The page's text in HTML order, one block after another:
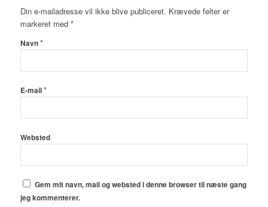
Din e-mailadresse vil ikke blive publiceret. Krævede felter er
markeret med *
Navn*
E-mail*
Websted
Gem mit navn, mail og websted i denne browser til næste gang
jeg kommenterer.